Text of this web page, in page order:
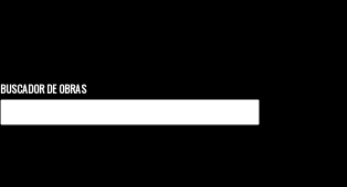
BUSCADOR DE OBRAS